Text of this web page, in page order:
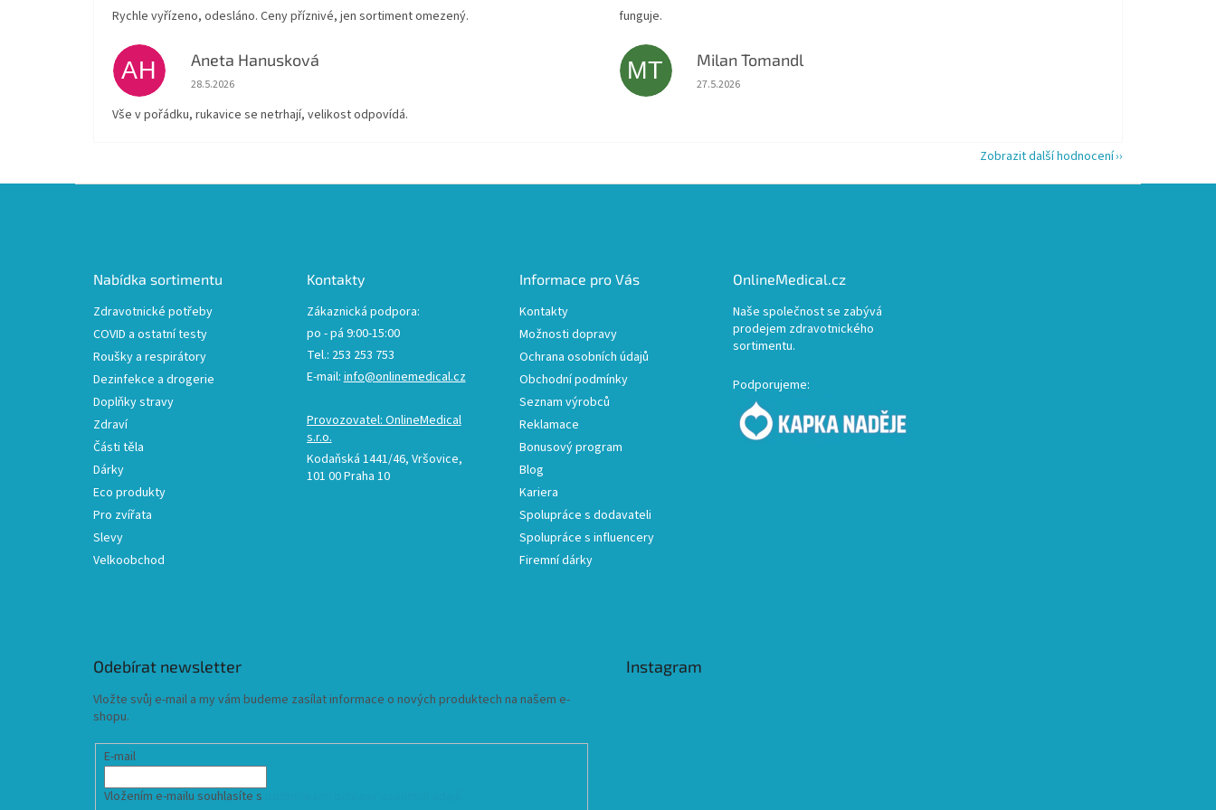
Rychle vyřízeno, odesláno. Ceny příznivé, jen sortiment omezený. funguje.
AH Aneta Hanusková
Hodnocení obchodu je 5 z 5 hvězdiček.
28.5.2026
Vše v pořádku, rukavice se netrhají, velikost odpovídá.
MT Milan Tomandl
Hodnocení obchodu je 5 z 5 hvězdiček.
27.5.2026
Zobrazit další hodnocení
Nabídka sortimentu
Zdravotnické potřeby
COVID a ostatní testy
Roušky a respirátory
Dezinfekce a drogerie
Doplňky stravy
Zdraví
Části těla
Dárky
Eco produkty
Pro zvířata
Slevy
Velkoobchod
Kontakty
Zákaznická podpora:
po - pá 9:00-15:00
Tel.: 253 253 753
E-mail:info@onlinemedical.cz
Provozovatel: OnlineMedical
s.r.o.
Kodaňská 1441/46, Vršovice,
101 00 Praha 10
Informace pro Vás
Kontakty
Možnosti dopravy
Ochrana osobních údajů
Obchodní podmínky
Seznam výrobců
Reklamace
Bonusový program
Blog
Kariera
Spolupráce s dodavateli
Spolupráce s influencery
Firemní dárky
OnlineMedical.cz
Naše společnost se zabývá
prodejem zdravotnického
sortimentu.
Podporujeme:
Odebírat newsletter
Vložte svůj e-mail a my vám budeme zasílat informace o nových produktech na našem e-
shopu.
E-mail
Vložením e-mailu souhlasíte s
Instagram